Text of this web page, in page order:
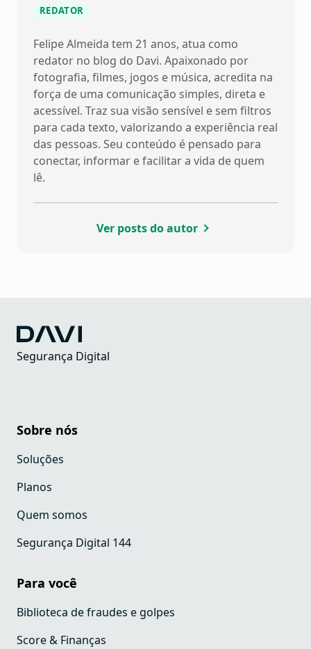
REDATOR
Felipe Almeida tem 21 anos, atua como
redator no blog do Davi. Apaixonado por
fotografia, filmes, jogos e música, acredita na
força de uma comunicação simples, direta e
acessível. Traz sua visão sensível e sem filtros
para cada texto, valorizando a experiência real
das pessoas. Seu conteúdo é pensado para
conectar, informar e facilitar a vida de quem
lê.
Ver posts do autor
Segurança Digital
Sobre nós
Soluções
Planos
Quem somos
Segurança Digital 144
Para você
Biblioteca de fraudes e golpes
Score & Finanças